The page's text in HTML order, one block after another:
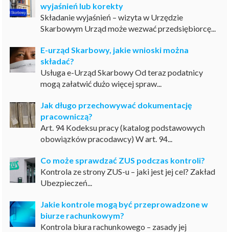
wyjaśnień lub korekty
Składanie wyjaśnień – wizyta w Urzędzie
Skarbowym Urząd może wezwać przedsiębiorcę...
E-urząd Skarbowy, jakie wnioski można
składać?
Usługa e-Urząd Skarbowy Od teraz podatnicy
mogą załatwić dużo więcej spraw...
Jak długo przechowywać dokumentację
pracowniczą?
Art. 94 Kodeksu pracy (katalog podstawowych
obowiązków pracodawcy) W art. 94...
Co może sprawdzać ZUS podczas kontroli?
Kontrola ze strony ZUS-u – jaki jest jej cel? Zakład
Ubezpieczeń...
Jakie kontrole mogą być przeprowadzone w
biurze rachunkowym?
Kontrola biura rachunkowego – zasady jej